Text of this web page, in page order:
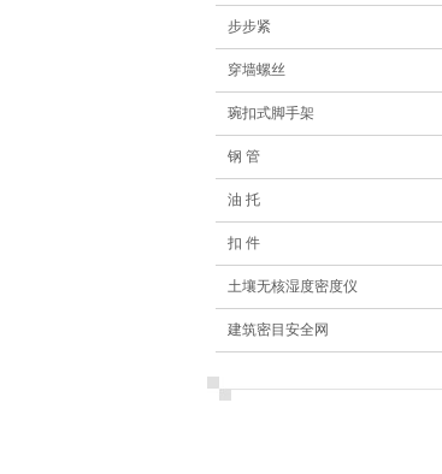
步步紧
穿墙螺丝
琬扣式脚手架
钢 管
油 托
扣 件
土壤无核湿度密度仪
建筑密目安全网